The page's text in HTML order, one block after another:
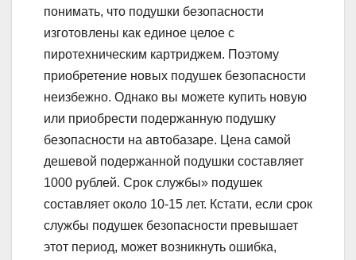
понимать, что подушки безопасности
изготовлены как единое целое с
пиротехническим картриджем. Поэтому
приобретение новых подушек безопасности
неизбежно. Однако вы можете купить новую
или приобрести подержанную подушку
безопасности на автобазаре. Цена самой
дешевой подержанной подушки составляет
1000 рублей. Срок службы» подушек
составляет около 10-15 лет. Кстати, если срок
службы подушек безопасности превышает
этот период, может возникнуть ошибка,